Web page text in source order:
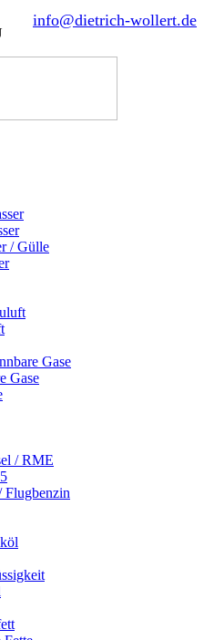
info@dietrich-wollert.de
/ Gülle
Gase
Gase
/ RME
Flugbenzin